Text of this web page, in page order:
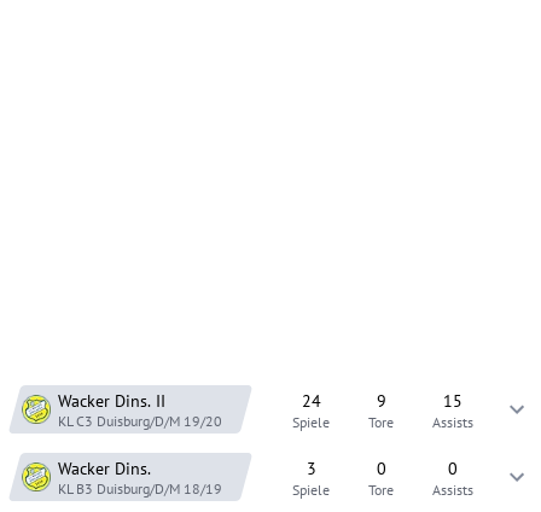
Wacker Dins. II
KL C3 Duisburg/D/M 19/20
24
Spiele
9
Tore
15
Assists
Wacker Dins.
KL B3 Duisburg/D/M 18/19
3
Spiele
0
Tore
0
Assists